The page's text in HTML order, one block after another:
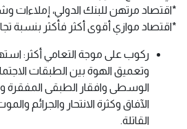
*اقتصاد مرتهن للبنك الدولي،
*اقتصاد موازي أقوى أكثر فأكثر بنسبة
ركوب على موجة التعامي أكثر:
وتعميق الهوة بين الطبقات
الوسطى وافقار الطبقى المفقرة
الآفاق وكثرة الانتحار والجرائم
القاتلة.